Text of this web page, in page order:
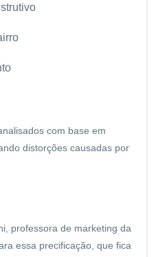
com base em
distorções causadas por
professora de marketing da
essa precificação, que fica